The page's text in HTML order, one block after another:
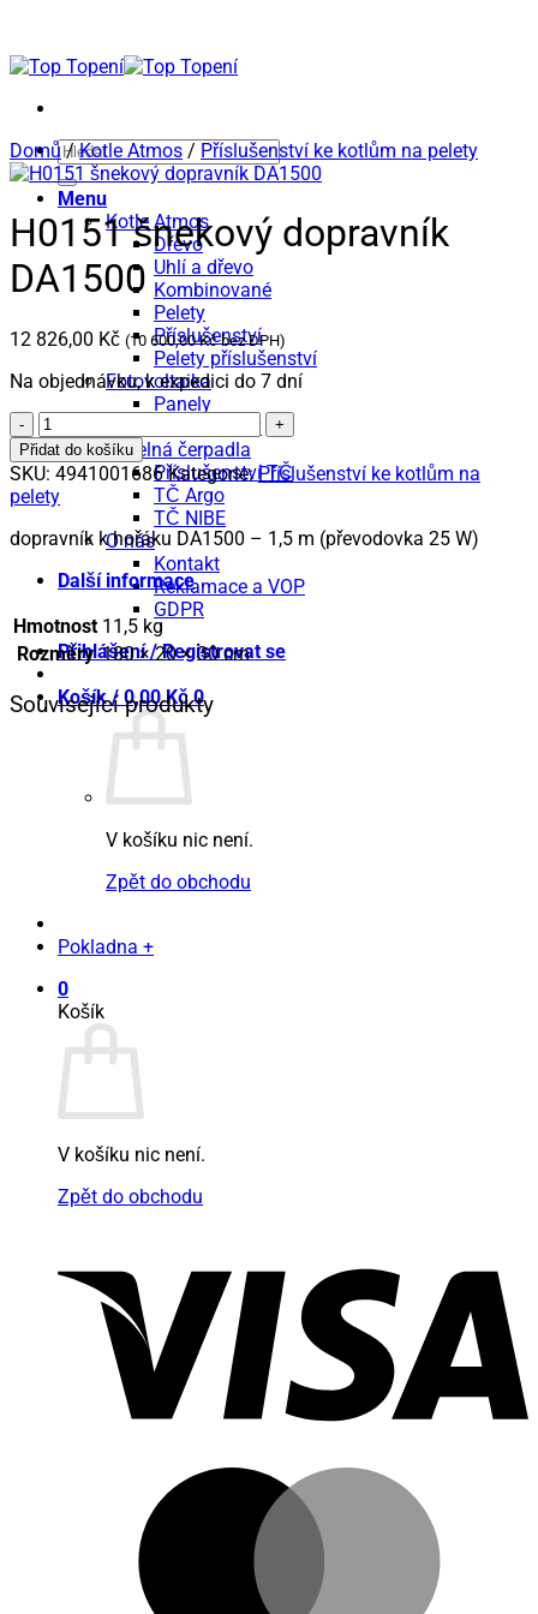
na
obsah
Hledat:
Menu
Kotle Atmos
Dřevo
Uhlí a dřevo
Kombinované
Pelety
Příslušenství
Pelety příslušenství
Fotovoltaika
Panely
Komponenty
Tepelná čerpadla
Příslušenství TČ
TČ Argo
TČ NIBE
O nás
Kontakt
Reklamace a VOP
GDPR
Přihlášení / Registrovat se
Košík / 0,00Kč 0
V košíku nic není.
Zpět do obchodu
Pokladna +
0
Košík
V košíku nic není.
Zpět do obchodu
Domů / Kotle Atmos / Příslušenství ke kotlům na pelety
H0151 šnekový dopravník
DA1500
12 826,00 Kč (10 600,00Kčbez DPH)
Na objednávku, k expedici do 7 dní
H0151
šnekový
dopravník
DA1500
množství
Přidat do košíku
SKU: 4941001686 Kategorie:Příslušenství ke kotlům na
pelety
dopravník k hořáku DA1500 – 1,5 m (převodovka 25 W)
Další informace
Hmotnost 11,5 kg
Rozměry 180 × 20 × 30 cm
Související produkty